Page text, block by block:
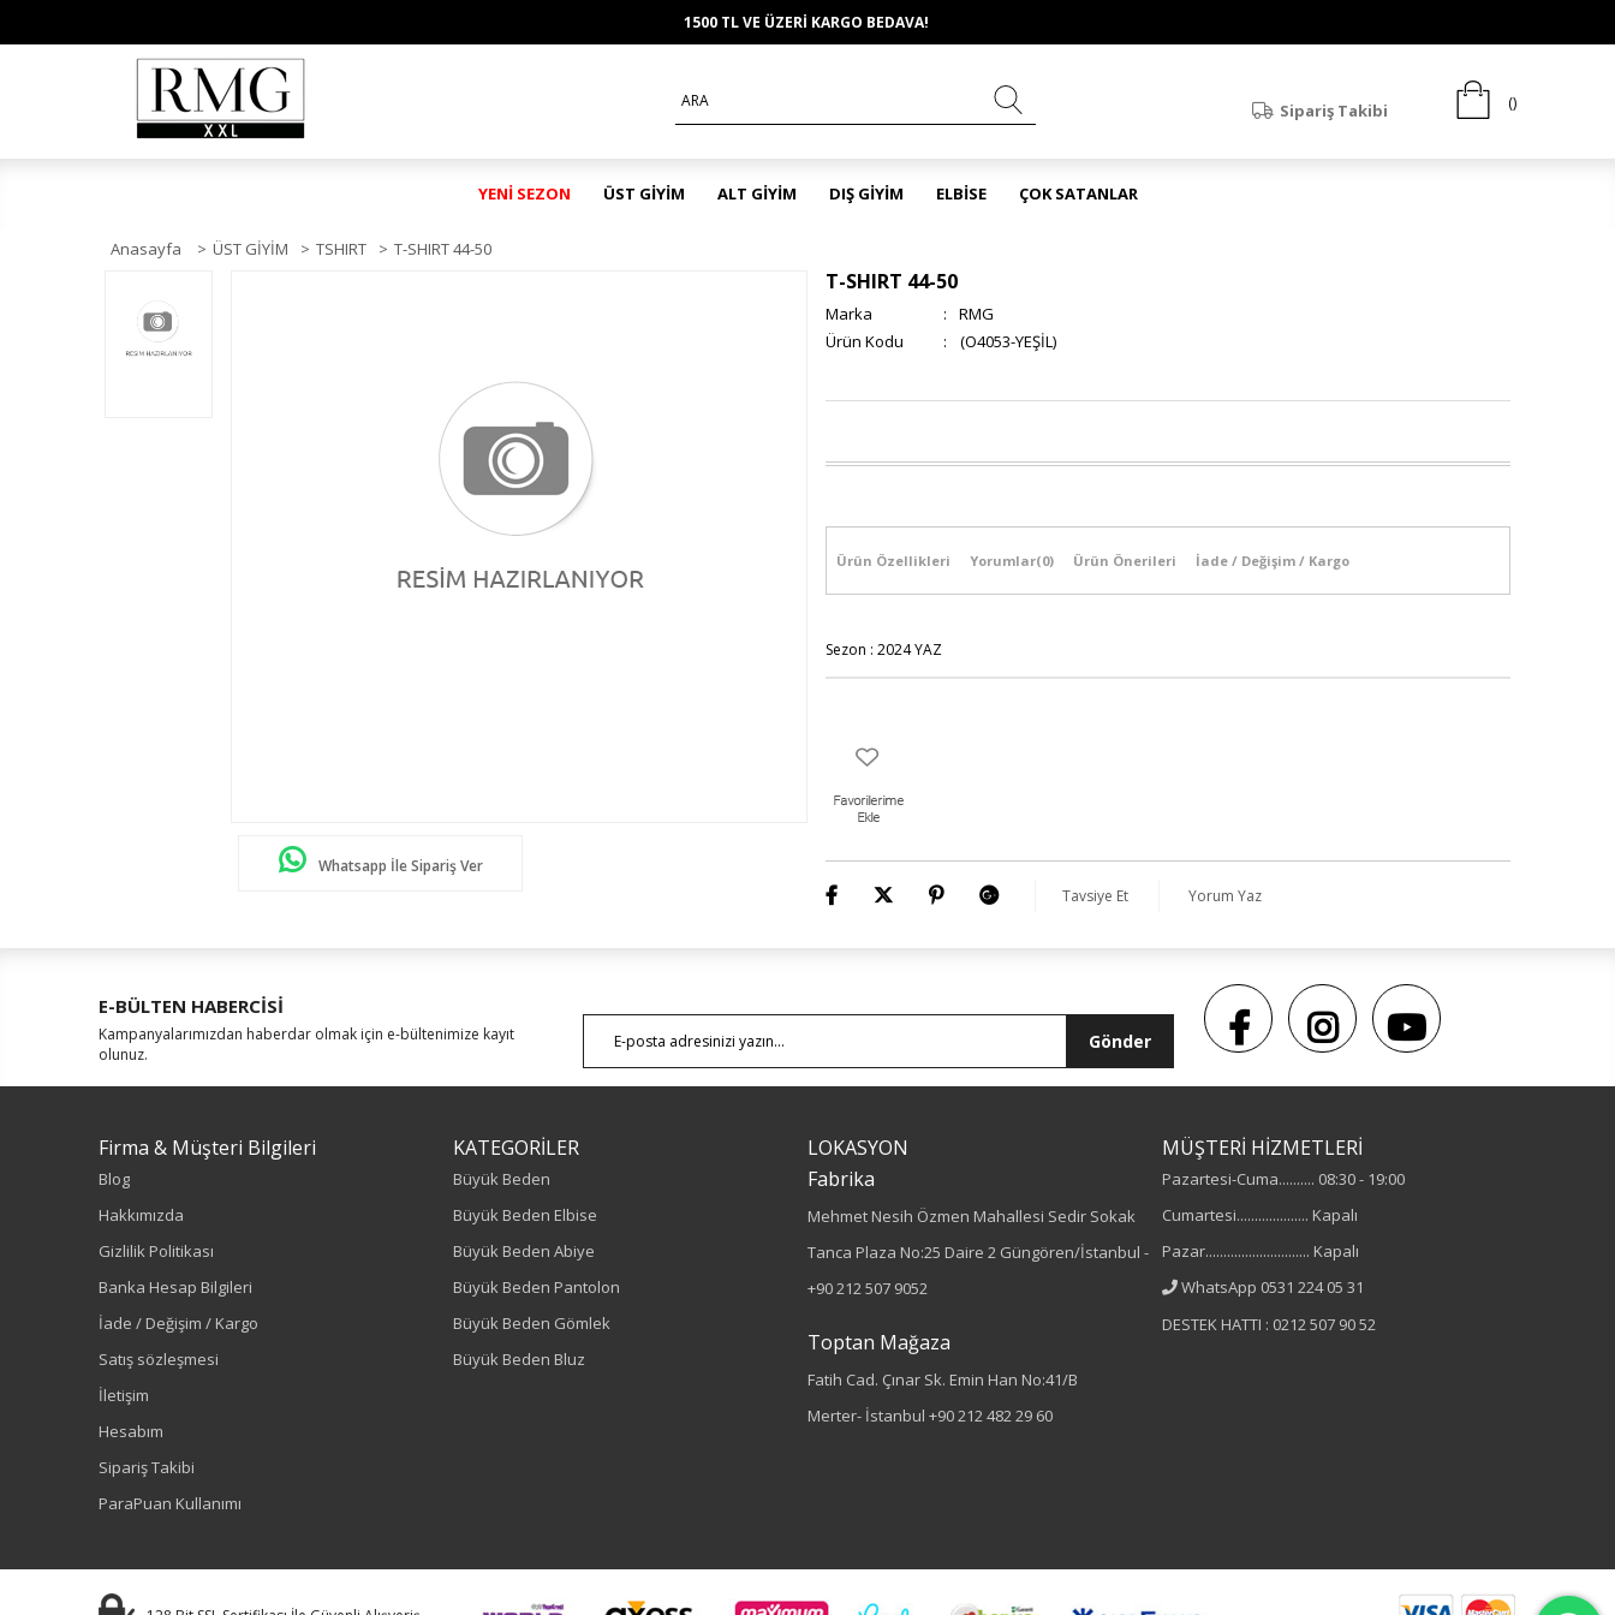
1500 TL VE ÜZERİ KARGO BEDAVA!
Sipariş Takibi
YENİ SEZON ÜST GİYİM ALT GİYİM DIŞ GİYİM ELBİSE ÇOK SATANLAR
Anasayfa > ÜST GİYİM > TSHIRT > T-SHIRT 44-50
Whatsapp İle Sipariş Ver
T-SHIRT 44-50
Marka :
RMG
(O4053-YEŞİL)
Ürün Özellikleri Yorumlar(0) Ürün Önerileri İade / Değişim / Kargo
Sezon : 2024 YAZ
Tavsiye Et Yorum Yaz
E-BÜLTEN HABERCİSİ
Kampanyalarımızdan haberdar olmak için e-bültenimize kayıt
olunuz.
Gönder
Firma & Müşteri Bilgileri
Blog
Hakkımızda
Gizlilik Politikası
Banka Hesap Bilgileri
İade / Değişim / Kargo
Satış sözleşmesi
İletişim
Hesabım
Sipariş Takibi
ParaPuan Kullanımı
KATEGORİLER
Büyük Beden
Büyük Beden Elbise
Büyük Beden Abiye
Büyük Beden Pantolon
Büyük Beden Gömlek
Büyük Beden Bluz
LOKASYON
Fabrika
Mehmet Nesih Özmen Mahallesi Sedir Sokak
Tanca Plaza No:25 Daire 2 Güngören/İstanbul -
+90 212 507 9052
Toptan Mağaza
Fatih Cad. Çınar Sk. Emin Han No:41/B
Merter- İstanbul +90 212 482 29 60
MÜŞTERİ HİZMETLERİ
Pazartesi-Cuma.......... 08:30 - 19:00
Cumartesi.................... Kapalı
Pazar............................. Kapalı
WhatsApp 0531 224 05 31
DESTEK HATTI : 0212 507 90 52